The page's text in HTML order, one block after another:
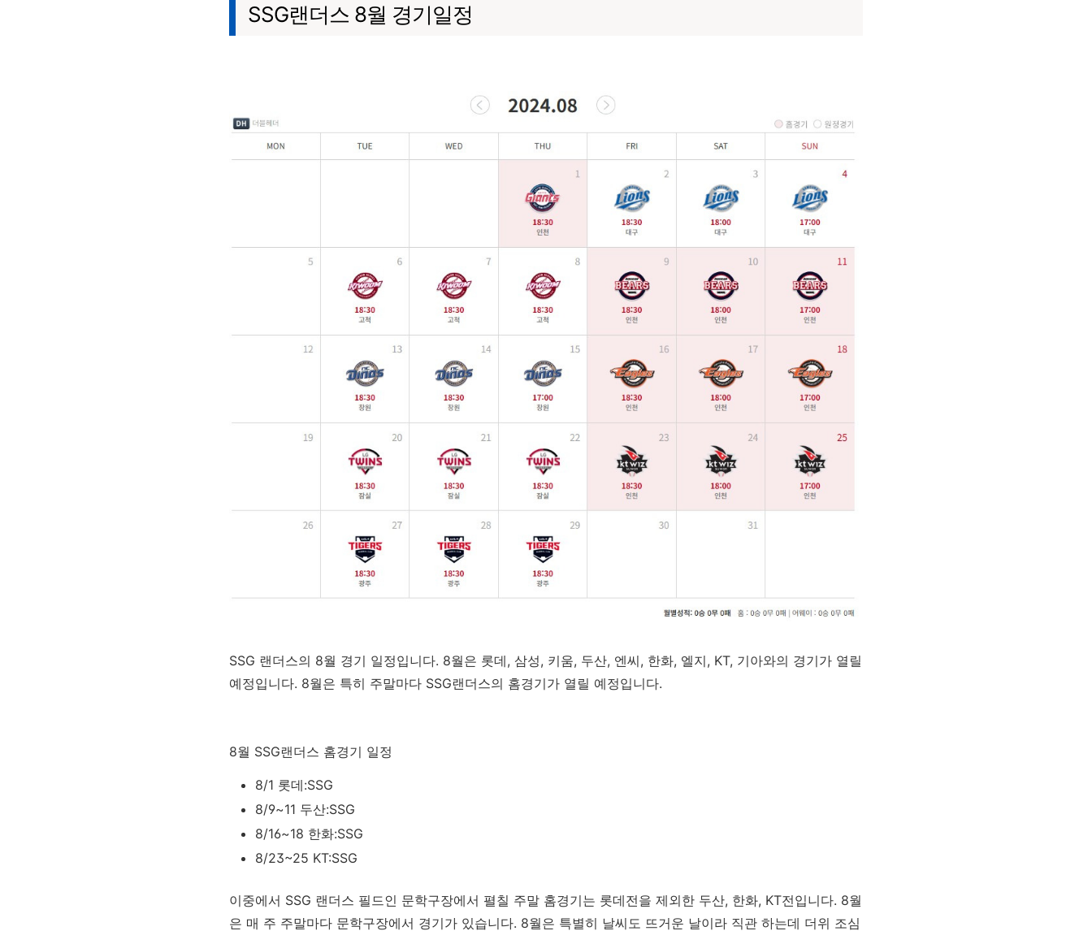
SSG랜더스 8월 경기일정
SSG 랜더스의 8월 경기 일정입니다. 8월은 롯데, 삼성, 키움, 두산, 엔씨, 한화, 엘지, KT, 기아와의 경기가 열릴
예정입니다. 8월은 특히 주말마다 SSG랜더스의 홈경기가 열릴 예정입니다.
8월 SSG랜더스 홈경기 일정
8/1 롯데:SSG
8/9~11 두산:SSG
8/16~18 한화:SSG
8/23~25 KT:SSG
이중에서 SSG 랜더스 필드인 문학구장에서 펼칠 주말 홈경기는 롯데전을 제외한 두산, 한화, KT전입니다. 8월
은 매 주 주말마다 문학구장에서 경기가 있습니다. 8월은 특별히 날씨도 뜨거운 날이라 직관 하는데 더위 조심